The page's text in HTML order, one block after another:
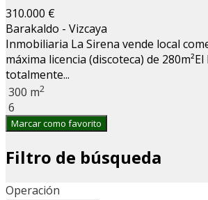
310.000 €
Barakaldo - Vizcaya
Inmobiliaria La Sirena vende local
máxima licencia (discoteca) de
totalmente...
300 m2
6
Marcar como favorito
Filtro de búsqueda
Operación